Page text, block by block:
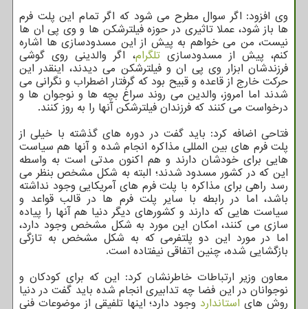
وی افزود: اگر سوال مطرح می شود که اگر تمام این پلت فرم
ها باز شود، عملا تاثیری در حوزه فیلترشکن ها و وی پی ان ها
نیست، من می خواهم به پیش از این مسدودسازی ها اشاره
کنم، پیش از مسدودسازیتلگرام، اگر والدینی روی گوشی
فرزندشان ابزار وی پی ان و فیلترشکن می دیدند، اینقدر این
حرکت خارج از قاعده و قبیح بود که گرفتار اضطراب و نگرانی می
شدند اما امروز، والدین می روند سراغ بچه ها و نوجوان ها و
درخواست می کنند که فرزندان فیلترشکن آنها را به روز کنند.
فتاحی اضافه کرد: باید گفت در دوره های گذشته با خیلی از
پلت فرم های بین المللی مذاکره انجام شده و آنها هم سیاست
هایی برای خودشان دارند و هم اکنون مدتی است به واسطه
این که در کشور مسدود شدند؛ البته به شکل مشخص بنظر می
رسد راهی برای مذاکره با پلت فرم های آمریکایی وجود نداشته
باشد، اما در رابطه با سایر پلت فرم ها در قالب قواعد و
سیاست هایی که دارند و کشورهای دیگر دنیا هم آنها را پیاده
سازی می کنند، امکان این مورد به شکل مشخص وجود دارد،
اما در مورد این دو پلتفرمی که به شکل مشخص به تازگی
بازگشایی شده، چنین اتفاقی نیفتاده است.
معاون وزیر ارتباطات خاطرنشان کرد: این که برای کودکان و
نوجوانان در این فضا چه تدابیری انجام شده باید گفت در دنیا
روش های استاندارد وجود دارد؛ اینها تلفیقی از موضوعات فنی